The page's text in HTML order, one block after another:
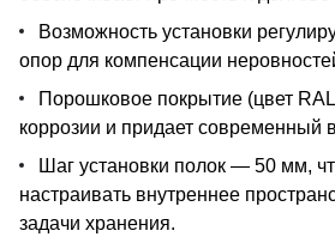
Возможность установки
опор для компенсации
Порошковое покрытие (цвет
коррозии и придает современный
Шаг установки полок — 50 мм,
настраивать внутреннее
задачи хранения.